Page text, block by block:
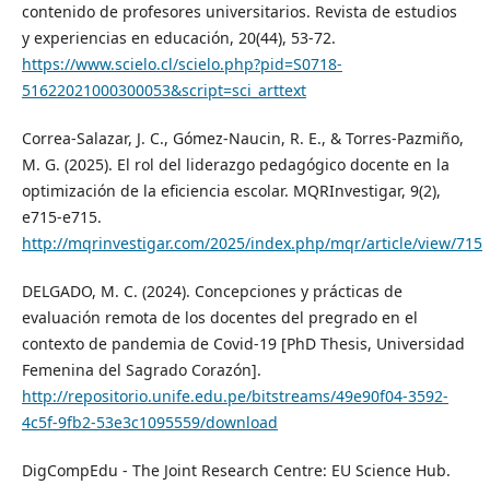
contenido de profesores universitarios. Revista de estudios
y experiencias en educación, 20(44), 53-72.
https://www.scielo.cl/scielo.php?pid=S0718-
51622021000300053&script=sci_arttext
Correa-Salazar, J. C., Gómez-Naucin, R. E., & Torres-Pazmiño,
M. G. (2025). El rol del liderazgo pedagógico docente en la
optimización de la eficiencia escolar. MQRInvestigar, 9(2),
e715-e715.
http://mqrinvestigar.com/2025/index.php/mqr/article/view/715
DELGADO, M. C. (2024). Concepciones y prácticas de
evaluación remota de los docentes del pregrado en el
contexto de pandemia de Covid-19 [PhD Thesis, Universidad
Femenina del Sagrado Corazón].
http://repositorio.unife.edu.pe/bitstreams/49e90f04-3592-
4c5f-9fb2-53e3c1095559/download
DigCompEdu - The Joint Research Centre: EU Science Hub.